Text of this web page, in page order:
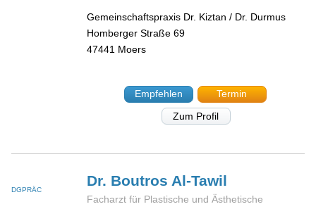
Gemeinschaftspraxis Dr. Kiztan / Dr. Durmus
Homberger Straße 69
47441 Moers
Empfehlen
Termin
Zum Profil
DGPRÄC
Dr. Boutros Al-Tawil
Facharzt für Plastische und Ästhetische